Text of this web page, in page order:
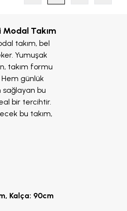
Modal Takım
takım, bel
Yumuşak
takım formu
Hem günlük
sağlayan bu
bir tercihtir.
bu takım,
Kalça: 90cm